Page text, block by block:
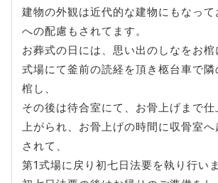
建物の外観は近代的な建物にもなっ
への配慮もされてます。
お葬式の日には、思い出のしなをお棺
式場にて釜前の読経を頂き柩台車で隣
棺し、
その後は待合室にて、お骨上げまで仕
上がられ、お骨上げの時間に収骨室
されて、
第1式場に戻り初七日法要を執り行いま